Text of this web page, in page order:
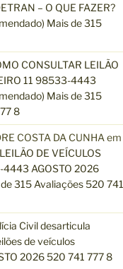
– O QUE FAZER?
Mais de 315
CONSULTAR LEILÃO
11 98533-4443
Mais de 315
8
COSTA DA CUNHA em
DE VEÍCULOS
4443 AGOSTO 2026
315 Avaliações 520 741
Civil desarticula
de veículos
2026 520 741 777 8